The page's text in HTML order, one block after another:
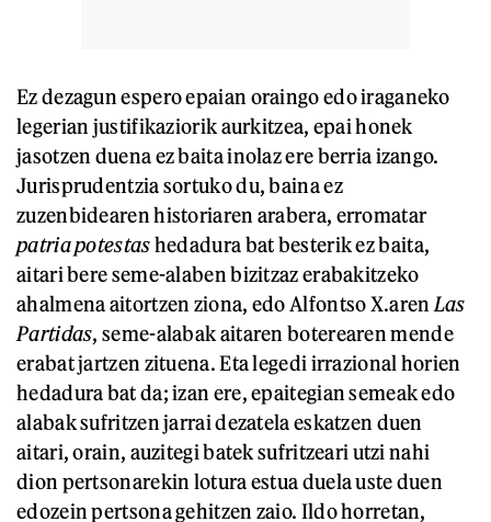
Ez dezagun espero epaian oraingo edo iraganeko
legerian justifikaziorik aurkitzea, epai honek
jasotzen duena ez baita inolaz ere berria izango.
Jurisprudentzia sortuko du, baina ez
zuzenbidearen historiaren arabera, erromatar
patria potestashedadura bat besterik ez baita,
aitari bere seme-alaben bizitzaz erabakitzeko
ahalmena aitortzen ziona, edo Alfontso X.aren Las
Partidas, seme-alabak aitaren boterearen mende
erabat jartzen zituena. Eta legedi irrazional horien
hedadura bat da; izan ere, epaitegian semeak edo
alabak sufritzen jarrai dezatela eskatzen duen
aitari, orain, auzitegi batek sufritzeari utzi nahi
dion pertsonarekin lotura estua duela uste duen
edozein pertsona gehitzen zaio. Ildo horretan,